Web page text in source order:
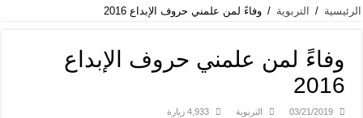
الرئيسية / التربوية / وفاءً لمن علمني حروف الإبداع 2016
وفاءً لمن علمني حروف الإبداع
2016
03/21/2019 التربوية 4,933 زيارة